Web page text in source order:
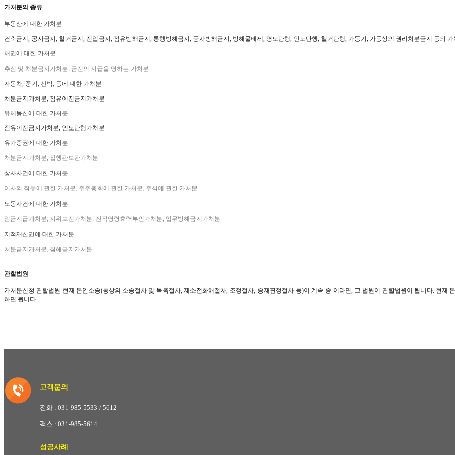
가처분의 종류
부동산에 대한 가처분
건축금지, 공사금지, 철거금지, 진입금지, 점유방해금지, 통행방해금지, 공사방해금지, 방해물배제, 명도단행, 인도단행, 철거단행, 가등기, 가등상의 권리처분금지 등의 가
채권에 대한 가처분
추심 및 처분금지가처분, 금전의 지급을 명하는 가처분
자동차, 중기, 선박, 등에 대한 가처분
처분금지가처분, 점유이전금지가처분
유체동산에 대한 가처분
점유이전금지가처분, 인도단행가처분
유가증권에 대한 가처분
처분금지가처분, 집행관보관가처분
상사사건에 대한 가처분
이사의 직무에 관한 가처분, 주주총회에 관한 가처분, 주식에 관한 가처분
노동사건에 대한 가처분
임금지급가처분, 지위보전가처분, 전직명령효력부인가처분, 업무방해금지가처분
지적재산권에 대한 가처분
처분금지가처분, 침해금지가처분
관할법원
가처분신청 관할법원 현재 본안소송(통상의 소송절차 및 독촉절차, 제소전화해절차, 조정절차, 중재판정절차 등)이 계속 중 이라면, 그 법원이 관할법원이 됩니다. 현재
하면 됩니다.
고객문의
전화 : 031-985-5533 / 5612
팩스 : 031-985-5614
성공사례